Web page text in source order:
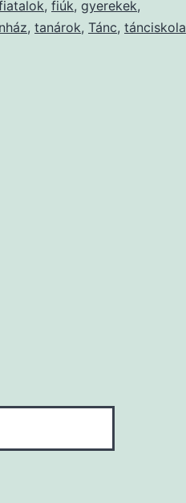
, fiúk, gyerekek,
, tanárok, Tánc, tánciskola